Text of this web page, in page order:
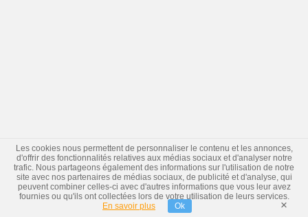
Les cookies nous permettent de personnaliser le contenu et les annonces,
d'offrir des fonctionnalités relatives aux médias sociaux et d'analyser notre
trafic. Nous partageons également des informations sur l'utilisation de notre
site avec nos partenaires de médias sociaux, de publicité et d'analyse, qui
peuvent combiner celles-ci avec d'autres informations que vous leur avez
fournies ou qu'ils ont collectées lors de votre utilisation de leurs services.
En savoir plus
Ok ×